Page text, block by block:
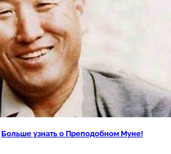
Больше узнать о Преподобном Муне!